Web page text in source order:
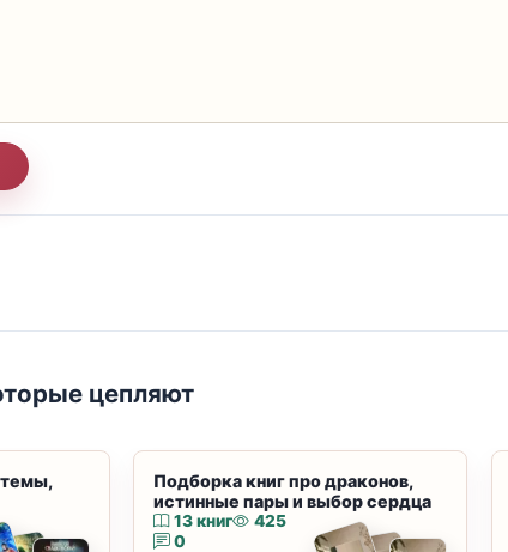
цепляют
Подборка книг про драконов,
истинные пары и выбор сердца
13 книг
425
0